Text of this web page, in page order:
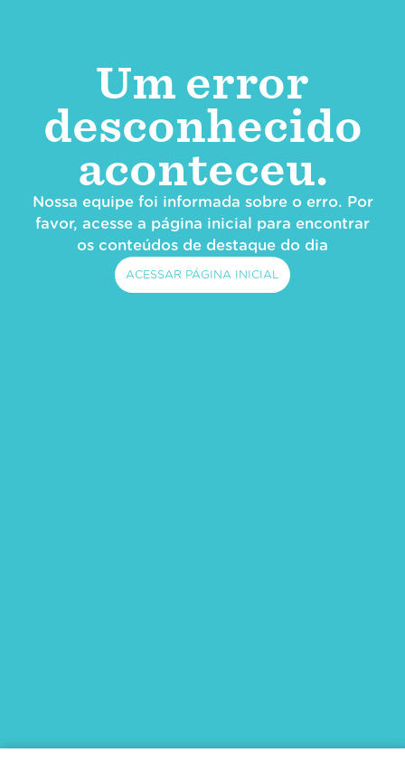
Um error
desconhecido
aconteceu.
Nossa equipe foi informada sobre o erro. Por
favor, acesse a página inicial para encontrar
os conteúdos de destaque do dia
ACESSAR PÁGINA INICIAL